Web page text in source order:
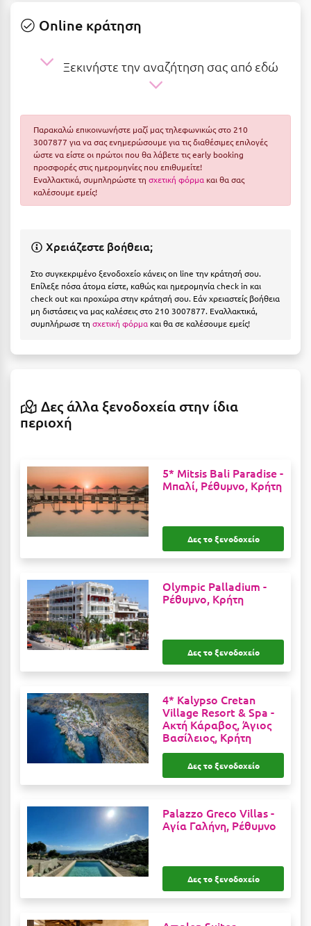
Ελάτη Αρκαδίας
Ερμιόνη
Εύβοια
Ευρυτανία
Ζαγοροχώρια
Ζάκυνθος
Θ
Θάσος
Ιεράπετρα
Ίος
Ιωάννινα
Καβάλα
Καλάβρυτα
Καμένα Βούρλα
Καρδάμαινα
Καρδαμύλη
Online κράτηση
Ξεκινήστε την αναζήτηση σας από εδώ
Παρακαλώ επικοινωνήστε μαζί μας τηλεφωνικώς στο 210
3007877 για να σας ενημερώσουμε για τις διαθέσιμες επιλογές
ώστε να είστε οι πρώτοι που θα λάβετε τις early booking
προσφορές στις ημερομηνίες που επιθυμείτε!
Εναλλακτικά, συμπληρώστε τη σχετική φόρμακαι θα σας
καλέσουμε εμείς!
Χρειάζεστε βοήθεια;
Στο συγκεκριμένο ξενοδοχείο κάνεις on line την κράτησή σου.
Επίλεξε πόσα άτομα είστε, καθώς και ημερομηνία check in και
check out και προχώρα στην κράτησή σου. Εάν χρειαστείς βοήθεια
μη διστάσεις να μας καλέσεις στο 210 3007877. Εναλλακτικά,
συμπλήρωσε τη σχετική φόρμα και θα σε καλέσουμε εμείς!
Δες άλλα ξενοδοχεία στην ίδια
περιοχή
5* Mitsis Bali Paradise -
Μπαλί, Ρέθυμνο, Κρήτη
Δες το ξενοδοχείο
Olympic Palladium -
Ρέθυμνο, Κρήτη
Δες το ξενοδοχείο
4* Kalypso Cretan
Village Resort & Spa -
Ακτή Κάραβος, Άγιος
Βασίλειος, Κρήτη
Δες το ξενοδοχείο
Palazzo Greco Villas -
Αγία Γαλήνη, Ρέθυμνο
Δες το ξενοδοχείο